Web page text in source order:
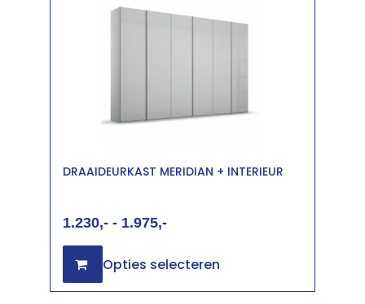
DRAAIDEURKAST MERIDIAN + INTERIEUR
1.230 - 1.975
Opties selecteren